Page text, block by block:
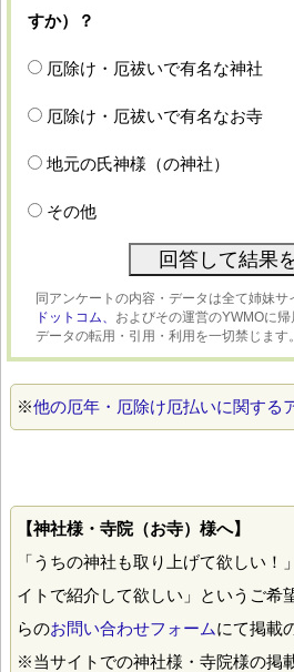
すか）？
厄除け・厄祓いで有名な神社
厄除け・厄祓いで有名なお寺
地元の氏神様（の神社）
その他
同アンケートの内容・データは全て姉妹サ
ドットコム、 およびその運営のYWMOに
データの転用・引用・利用を一切禁じます。
※他の厄年・厄除け厄払いに関する
【神社様・寺院（お寺）様へ】
「うちの神社も取り上げて欲しい！
イトで紹介して欲しい」というご希
らのお問い合わせフォームにて掲載
※当サイトでの神社様・寺院様の掲